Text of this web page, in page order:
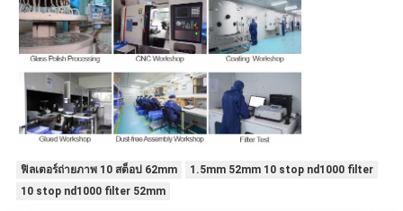
ฟิลเตอร์ถ่ายภาพ 10 สต็อป 62mm
1.5mm 52mm 10 stop nd1000 filter
10 stop nd1000 filter 52mm